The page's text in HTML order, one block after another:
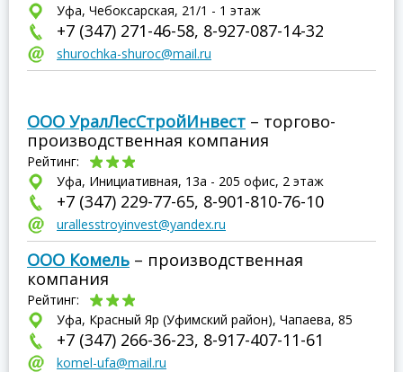
Уфа, Чебоксарская, 21/1 - 1 этаж
+7 (347) 271-46-58, 8-927-087-14-32
shurochka-shuroc@mail.ru
ООО УралЛесСтройИнвест – торгово-
производственная компания
Рейтинг:
Уфа, Инициативная, 13а - 205 офис, 2 этаж
+7 (347) 229-77-65, 8-901-810-76-10
urallesstroyinvest@yandex.ru
ООО Комель – производственная
компания
Рейтинг:
Уфа, Красный Яр (Уфимский район), Чапаева, 85
+7 (347) 266-36-23, 8-917-407-11-61
komel-ufa@mail.ru